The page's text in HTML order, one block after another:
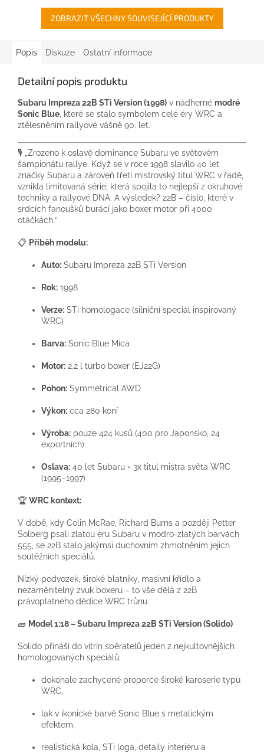
ZOBRAZIT VŠECHNY SOUVISEJÍCÍ PRODUKTY
Popis Diskuze Ostatní informace
Detailní popis produktu
Subaru Impreza 22B STi Version (1998) v nádherné modré
Sonic Blue , které se stalo symbolem celé éry WRC a
ztělesněním rallyové vášně 90. let.
🎙️ „Zrozeno k oslavě dominance Subaru ve světovém
šampionátu rallye. Když se v roce 1998 slavilo 40 let
značky Subaru a zároveň třetí mistrovský titul WRC v řadě,
vznikla limitovaná série, která spojila to nejlepší z okruhové
techniky a rallyové DNA. A výsledek? 22B – číslo, které v
srdcích fanoušků burácí jako boxer motor při 4000
otáčkách.“
📋 Příběh modelu:
Auto: Subaru Impreza 22B STi Version
Rok: 1998
Verze: STi homologace (silniční speciál inspirovaný
WRC)
Barva: Sonic Blue Mica
Motor: 2.2 l turbo boxer (EJ22G)
Pohon: Symmetrical AWD
Výkon: cca 280 koní
Výroba: pouze 424 kusů (400 pro Japonsko, 24
exportních)
Oslava: 40 let Subaru + 3x titul mistra světa WRC
(1995–1997)
🏆 WRC kontext:
V době, kdy Colin McRae, Richard Burns a později Petter
Solberg psali zlatou éru Subaru v modro-zlatých barvách
555, se 22B stalo jakýmsi duchovním zhmotněním jejich
soutěžních speciálů.
Nízký podvozek, široké blatníky, masivní křídlo a
nezaměnitelný zvuk boxeru – to vše dělá z 22B
právoplatného dědice WRC trůnu.
🧱 Model 1:18 – Subaru Impreza 22B STi Version (Solido)
Solido přináší do vitrín sběratelů jeden z nejkultovnějších
homologovaných speciálů:
dokonale zachycené proporce široké karoserie typu
WRC,
lak v ikonické barvě Sonic Blue s metalickým
efektem,
realistická kola, STi loga, detaily interiéru a